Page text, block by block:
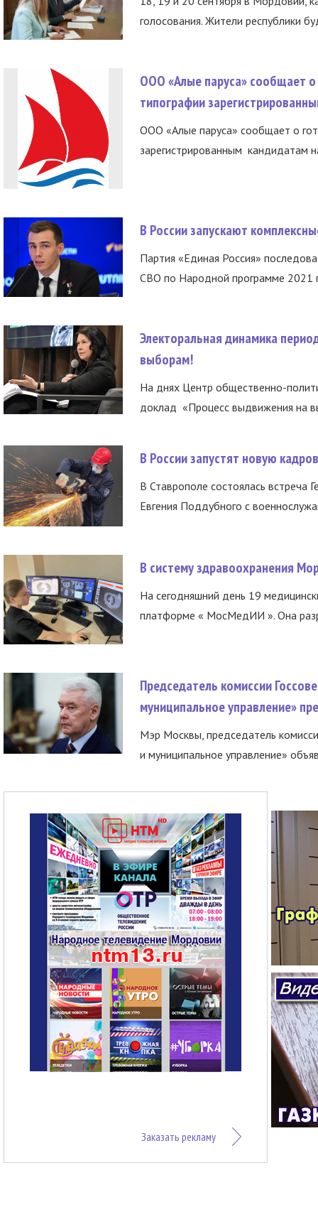
голосования. Жители республики
ООО «Алые паруса» сообщает о
типографии
ООО «Алые паруса» сообщает о
зарегистрированным кандидатам
В России запускают
Партия «Единая Россия»
СВО по Народной программе 2021
Электоральная динамика
выборам!
На днях Центр общественно-
доклад «Процесс выдвижения на
В России запустят новую
В Ставрополе состоялась встреча
Евгения Поддубного с
В систему здравоохранения
На сегодняшний день 19
платформе « МосМедИИ ». Она
Председатель комиссии
муниципальное управление»
Мэр Москвы, председатель
и муниципальное управление»
Заказать рекламу